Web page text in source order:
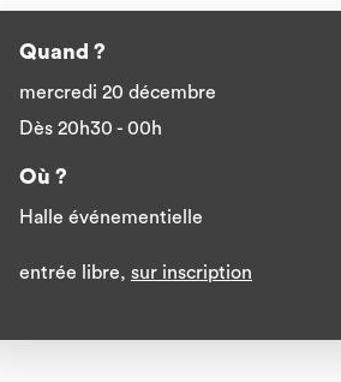
Quand ?
mercredi 20 décembre
Dès 20h30 - 00h
Où ?
Halle événementielle
entrée libre, sur inscription